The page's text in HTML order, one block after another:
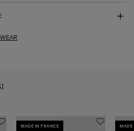
MADE IN FRANCE MADE